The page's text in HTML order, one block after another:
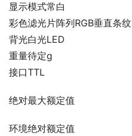
显示模式常白
彩色滤光片阵列RGB垂直条纹
背光白光LED
重量待定g
接口TTL
绝对最大额定值
环境绝对额定值